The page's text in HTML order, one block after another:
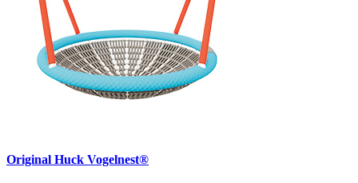
Original Huck Vogelnest®